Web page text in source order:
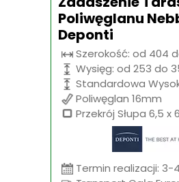
Poliwęglanu
Deponti
Szerokość: od 404
Wysięg: od 253 do
Standardowa
Poliwęglan 16mm
Przekrój Słupa 6,5 x
Termin realizacji: